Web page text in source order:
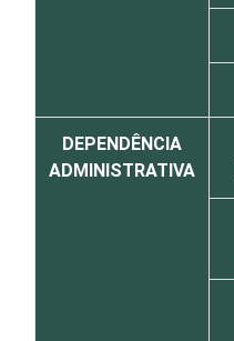
DEPENDÊNCIA
ADMINISTRATIVA